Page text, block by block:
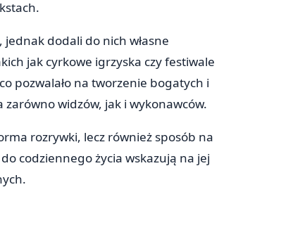
dodali do nich własne
jak cyrkowe igrzyska czy festiwale
pozwalało na tworzenie bogatych i
widzów, jak i wykonawców.
rozrywki, lecz również sposób na
codziennego życia wskazują na jej